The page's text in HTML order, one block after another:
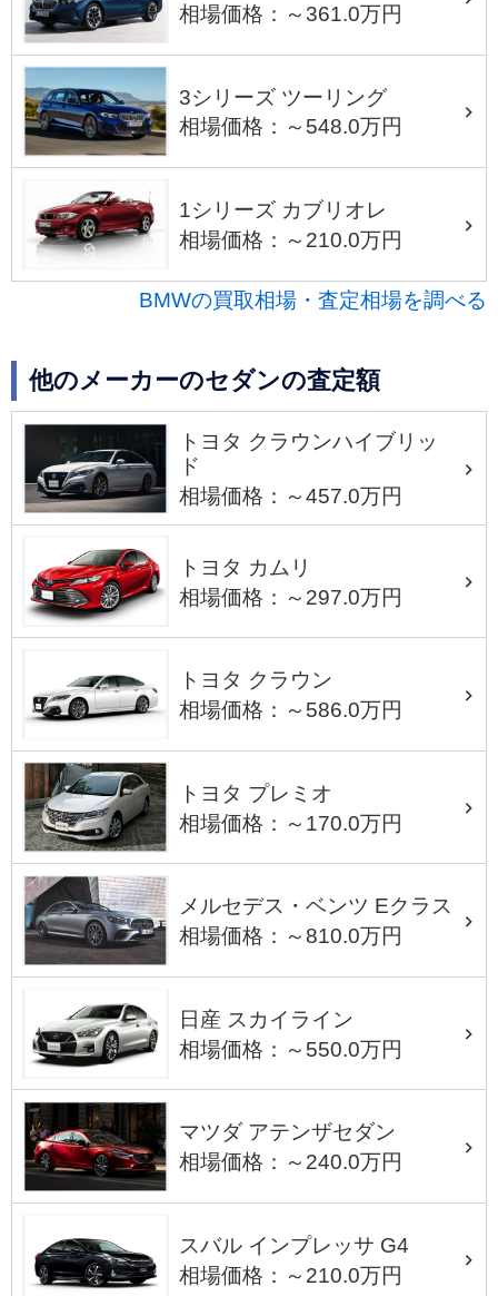
相場価格：～361.0万円
3シリーズ ツーリング
相場価格：～548.0万円
1シリーズ カブリオレ
相場価格：～210.0万円
BMWの買取相場・査定相場を調べる
他のメーカーのセダンの査定額
トヨタ クラウンハイブリッ
ド
相場価格：～457.0万円
トヨタ カムリ
相場価格：～297.0万円
トヨタ クラウン
相場価格：～586.0万円
トヨタ プレミオ
相場価格：～170.0万円
メルセデス・ベンツ Eクラス
相場価格：～810.0万円
日産 スカイライン
相場価格：～550.0万円
マツダ アテンザセダン
相場価格：～240.0万円
スバル インプレッサ G4
相場価格：～210.0万円